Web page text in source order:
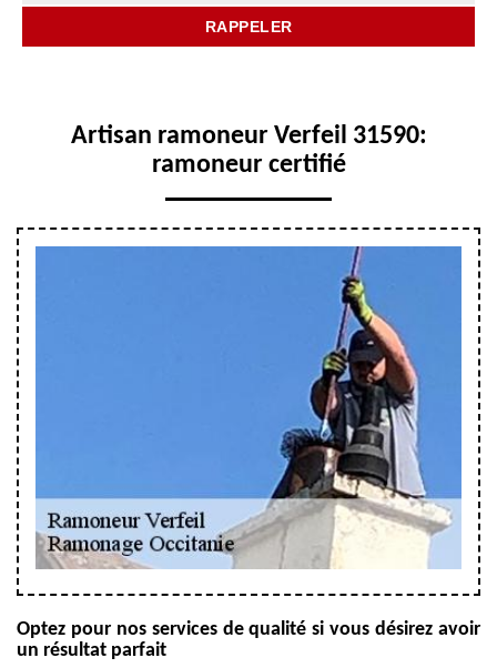
Artisan ramoneur Verfeil 31590:
ramoneur certifié
Optez pour nos services de qualité si vous désirez avoir
un résultat parfait